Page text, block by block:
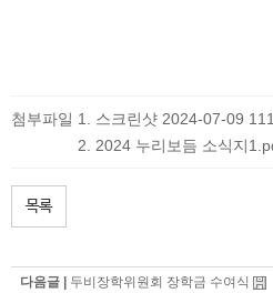
첨부파일 스크린샷 2024-07-09
2024 누리보듬 소식지
목록
다음글 | 두비장학위원회 장학금 수여식